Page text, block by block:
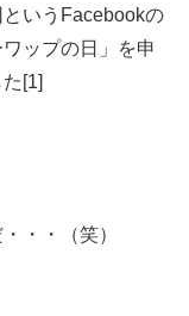
いうFacebookの
ップの日」を申
[1]
・・（笑）